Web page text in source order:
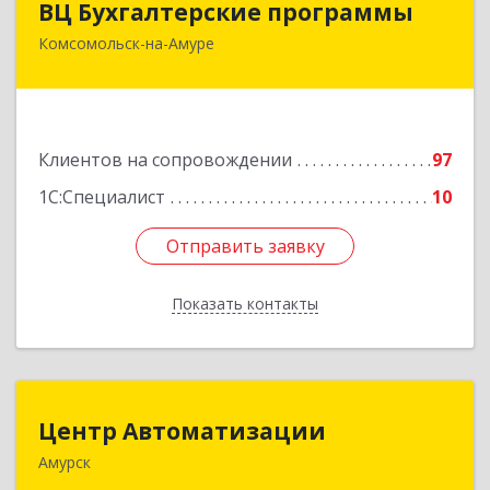
ВЦ Бухгалтерские программы
Комсомольск-на-Амуре
Клиентов на сопровождении
97
1С:Специалист
10
Отправить заявку
Показать контакты
681000, Хабаровский край, Комсомольск-на-
Отправить заявку
Назад
Центр Автоматизации
Амурск
682640, Хабаровский край, Амурск г, Мира пр-